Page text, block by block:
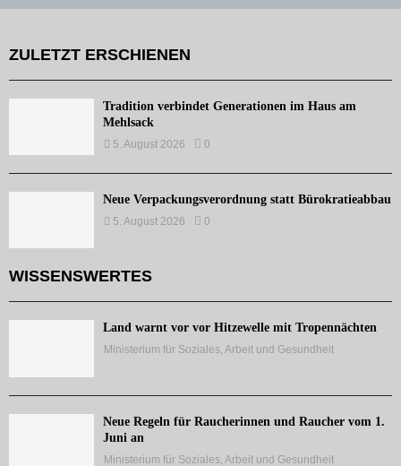
ZULETZT ERSCHIENEN
Tradition verbindet Generationen im Haus am
Mehlsack
5. August 2026 0
Neue Verpackungsverordnung statt Bürokratieabbau
5. August 2026 0
WISSENSWERTES
Land warnt vor vor Hitzewelle mit Tropennächten
Ministerium für Soziales, Arbeit und Gesundheit
Neue Regeln für Raucherinnen und Raucher vom 1.
Juni an
Ministerium für Soziales, Arbeit und Gesundheit